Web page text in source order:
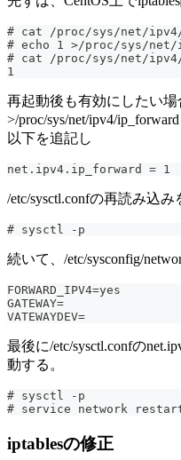
# cat /proc/sys/net/
# echo 1 >/proc/sys/net/
# cat /proc/sys/net/
1
再起動後も有効にしたい場
>/proc/sys/net/ipv4/
以下を追記し
net.ipv4.ip_forward = 1
/etc/sysctl.confの再読み込み
# sysctl -p
続いて、/etc/sysconfig/
FORWARD_IPV4=yes
GATEWAY=
VATEWAYDEV=
最後に/etc/sysctl.confの
動する。
# sysctl -p
# service network
iptablesの修正